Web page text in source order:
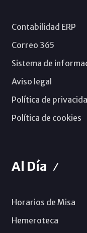
Contabilidad ERP
Correo 365
Sistema de
Aviso legal
Política de
Política de cookies
Al Día
Horarios de Misa
Hemeroteca